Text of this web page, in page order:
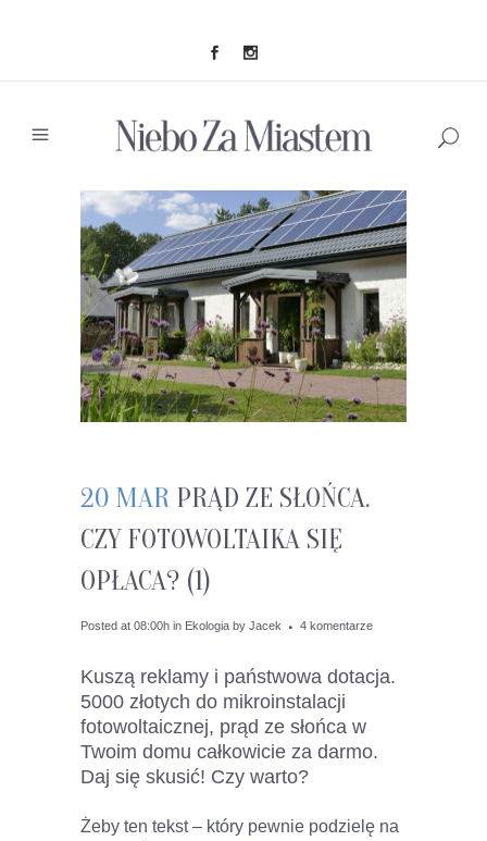
20 MAR PRĄD ZE SŁOŃCA.
CZY FOTOWOLTAIKA SIĘ
OPŁACA? (1)
Posted at 08:00h in Ekologia by Jacek 4 komentarze
Kuszą reklamy i państwowa dotacja.
5000 złotych do mikroinstalacji
fotowoltaicznej, prąd ze słońca w
Twoim domu całkowicie za darmo.
Daj się skusić! Czy warto?
Żeby ten tekst – który pewnie podzielę na